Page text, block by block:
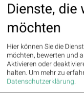
>> Besuchen Sie
social.com/partner
Dienste, die
möchten
Hier können Sie die
möchten, bewerten und
Aktivieren oder
halten. Um mehr zu
Datenschutzerklärung.